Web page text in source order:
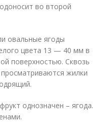
во второй
овальные ягоды
цвета 13 — 40 мм в
поверхностью. Сквозь
жилки
однозначен – ягода.